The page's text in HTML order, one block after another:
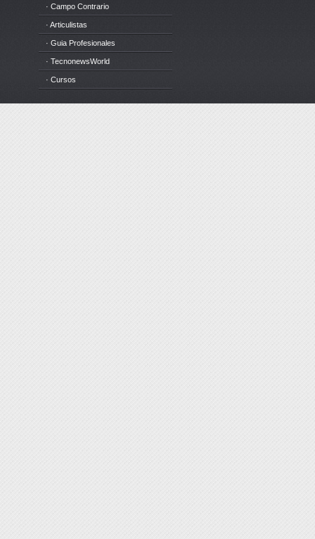
· Campo Contrario
· Articulistas
· Guia Profesionales
· TecnonewsWorld
· Cursos